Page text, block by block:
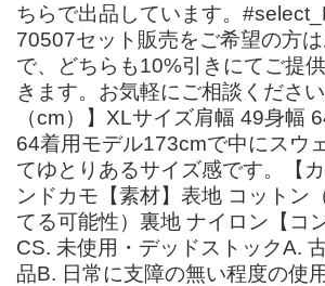
ちらで出品しています。
70507セット販売をご希望の方
で、どちらも10%引きにてご提
きます。お気軽にご相談くださ
（cm）】XLサイズ肩幅 49身幅
64着用モデル173cmで中にスウ
てゆとりあるサイズ感です。【
ンドカモ【素材】表地 コットン
てる可能性）裏地 ナイロン【コ
CS. 未使用・デッドストックA.
品B. 日常に支障の無い程度の使